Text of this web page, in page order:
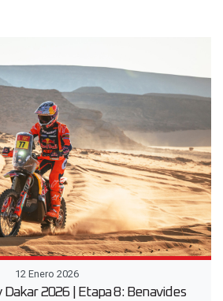
12 Enero 2026
Dakar 2026 | Etapa 8: Benavides